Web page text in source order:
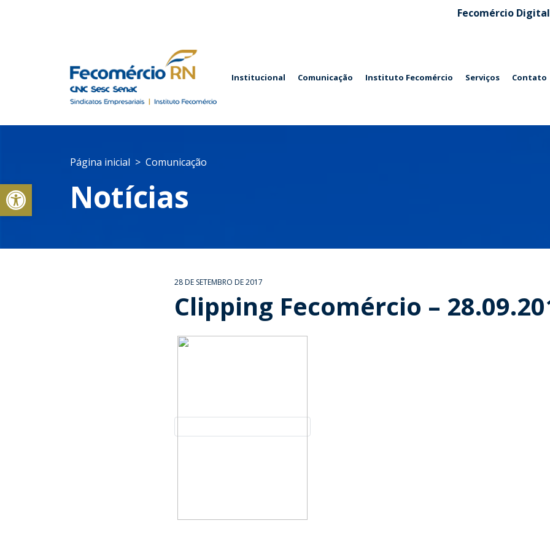
Abrir a barra de ferramentas
Fecomércio Digital
Institucional Comunicação Instituto Fecomércio Serviços Contato
Página inicial Comunicação
Notícias
28 DE SETEMBRO DE 2017
Clipping Fecomércio –